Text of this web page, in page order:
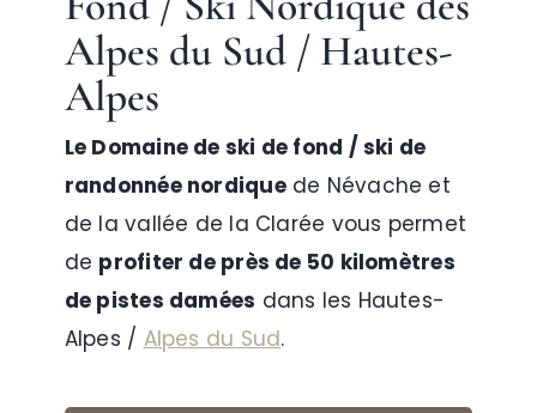
Alpes du Sud / Hautes-
Alpes
Le Domaine de ski de fond / ski de
randonnée nordiquede Névache et
de la vallée de la Clarée vous permet
de profiter de près de 50 kilomètres
de pistes damées dans les Hautes-
Alpes / Alpes du Sud.